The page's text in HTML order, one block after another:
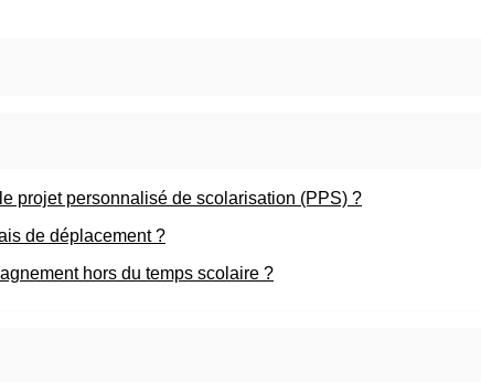
projet personnalisé de scolarisation (PPS) ?
de déplacement ?
hors du temps scolaire ?